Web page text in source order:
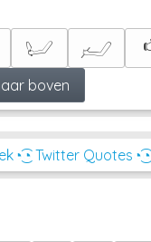
𓂦 𓃈
boven
◔͜͡◔ Twitter Quotes